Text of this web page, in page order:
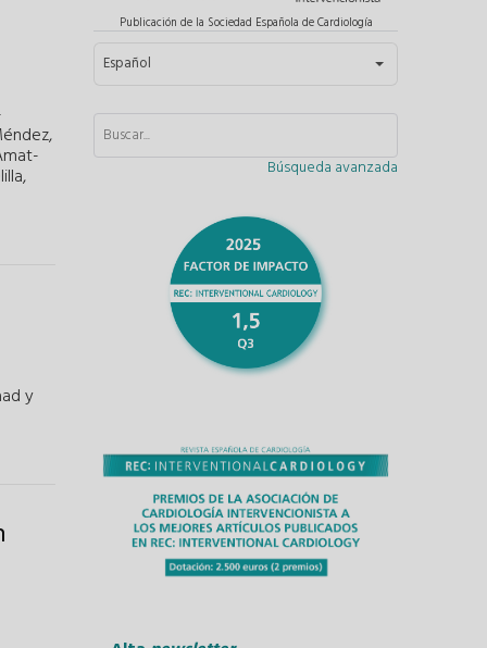
,
,
y
Publicación de la Sociedad Española de Cardiología
Seleccione su idioma
Español
Búsqueda avanzada